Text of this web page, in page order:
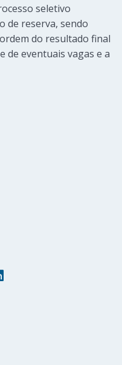
seletivo
de reserva, sendo
do resultado final
de eventuais vagas e a